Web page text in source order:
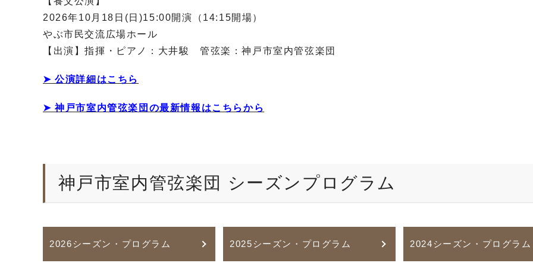
2026年10月18日(日)15:00開演（14:15開場）
やぶ市民交流広場ホール
【出演】指揮・ピアノ：大井駿 管弦楽：神戸市室内管弦楽団
➤ 公演詳細はこちら
➤ 神戸市室内管弦楽団の最新情報はこちらから
神戸市室内管弦楽団 シーズンプログラム
2026シーズン・プログラム 2025シーズン・プログラム 2024シーズン・プログラム